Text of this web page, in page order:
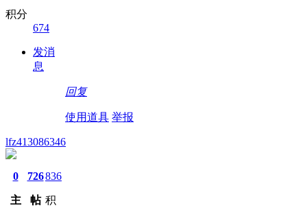
积分
674
发消
息
回复
使用道具 举报
lfz413086346
0
主
726
帖
836
积